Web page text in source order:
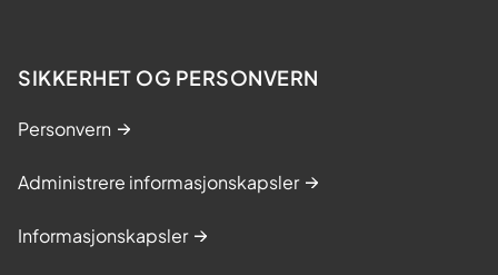
SIKKERHET OG PERSONVERN
Personvern
Administrere informasjonskapsler
Informasjonskapsler